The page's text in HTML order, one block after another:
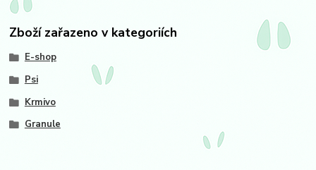
Zboží zařazeno v kategoriích
E-shop
Psi
Krmivo
Granule